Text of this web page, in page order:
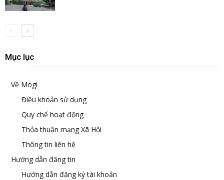
Mục lục
Về Mogi
Điều khoản sử dụng
Quy chế hoạt động
Thỏa thuận mạng Xã Hội
Thông tin liên hệ
Hướng dẫn đăng tin
Hướng dẫn đăng ký tài khoản